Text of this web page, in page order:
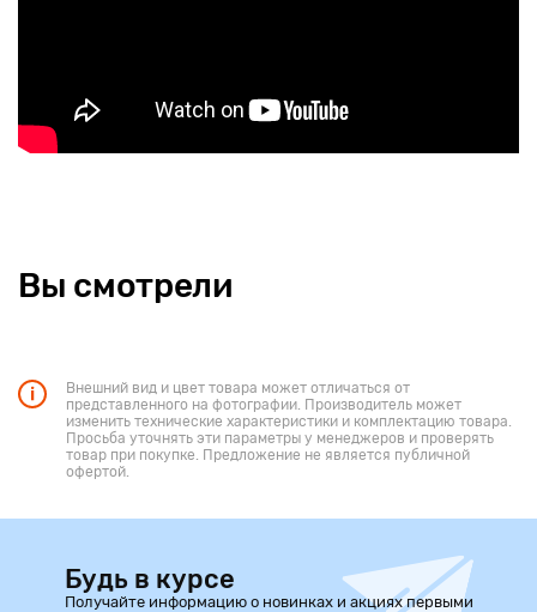
Вы смотрели
Внешний вид и цвет товара может отличаться от
представленного на фотографии. Производитель может
изменить технические характеристики и комплектацию товара.
Просьба уточнять эти параметры у менеджеров и проверять
товар при покупке. Предложение не является публичной
офертой.
Будь в курсе
Получайте информацию о новинках и акциях первыми